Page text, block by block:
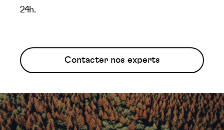
24h.
Contacter nos experts